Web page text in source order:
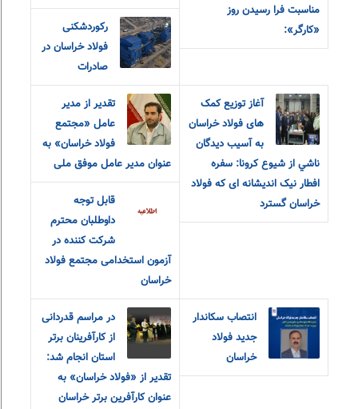
مناسبت فرا رسیدن روز
«کارگر»:
رکوردشکنی
فولاد خراسان در
صادرات
آغاز توزیع کمک
های فولاد خراسان
به آسيب ديدگان
ناشي از شيوع كرونا: سفره
افطار نیک اندیشانه ای که فولاد
خراسان گسترد
تقدیر از مدیر
عامل «مجتمع
فولاد خراسان» به
عنوان مدیر عامل موفق ملی
قابل توجه
داوطلبان محترم
شرکت کننده در
آزمون استخدامی مجتمع فولاد
خراسان
انتصاب سکاندار
جدید فولاد
خراسان
در مراسم قدردانی
از کارآفرینان برتر
استان انجام شد:
تقدیر از «فولاد خراسان» به
عنوان کارآفرین برتر خراسان